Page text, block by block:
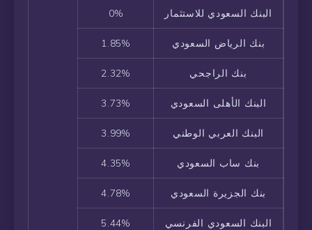
البنك السعودي للاستثمار 0%
بنك الرياض السعودي 1.85%
بنك الراجحي 2.32%
البنك الأهلى السعودي 3.73%
البنك العربي الوطني 3.99%
بنك ساب السعودي 4.35%
بنك الجزيرة السعودي 4.78%
البنك السعودي الفرنسي 5.44%